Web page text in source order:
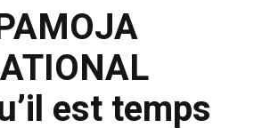
est temps